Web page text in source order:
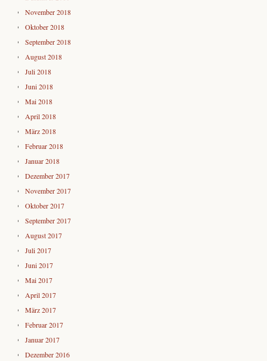
November 2018
Oktober 2018
September 2018
August 2018
Juli 2018
Juni 2018
Mai 2018
April 2018
März 2018
Februar 2018
Januar 2018
Dezember 2017
November 2017
Oktober 2017
September 2017
August 2017
Juli 2017
Juni 2017
Mai 2017
April 2017
März 2017
Februar 2017
Januar 2017
Dezember 2016